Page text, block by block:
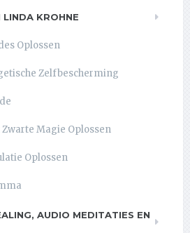
LINDA KROHNE
Oplossen
Zelfbescherming
Magie Oplossen
Oplossen
AUDIO MEDITATIES EN